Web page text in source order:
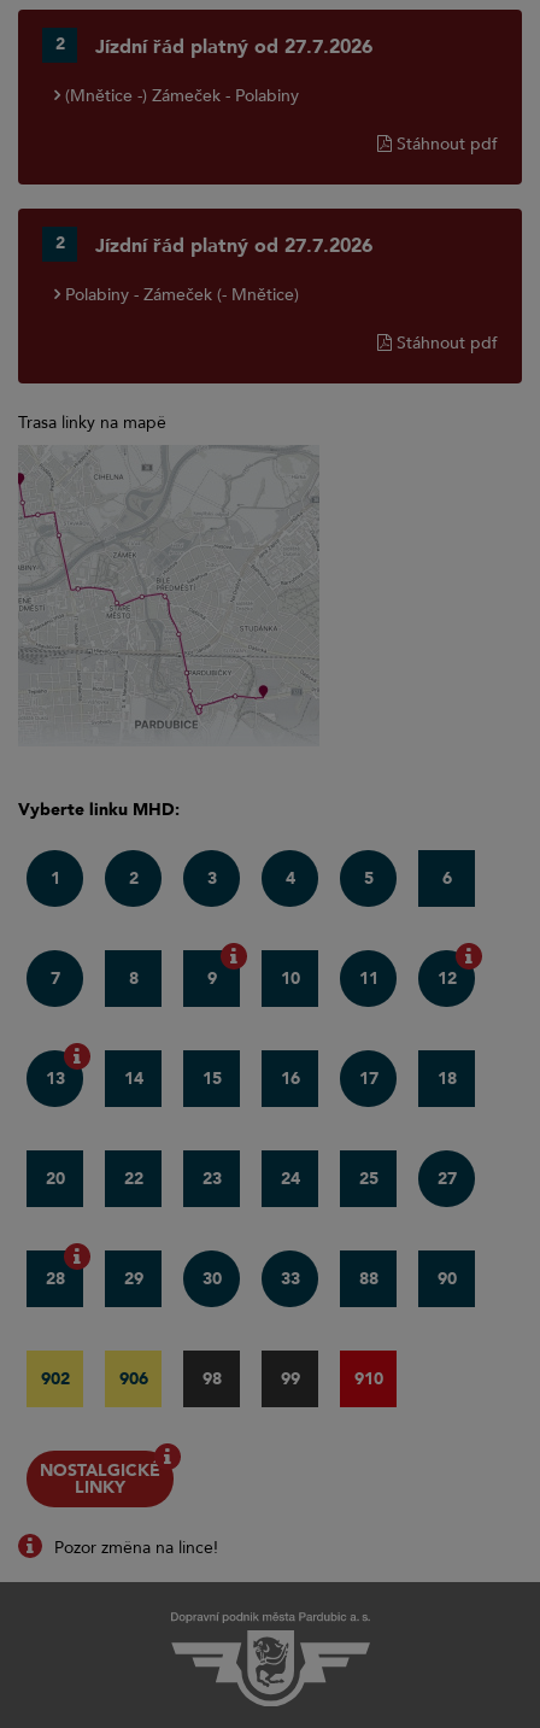
2 Jízdní řád platný od 27.7.2026
(Mnětice -) Zámeček - Polabiny
Stáhnout pdf
2 Jízdní řád platný od 27.7.2026
Polabiny - Zámeček (- Mnětice)
Stáhnout pdf
Trasa linky na mapě
Vyberte linku MHD:
1 2 3 4 5 6
7 8 9 10 11 12
13 14 15 16 17 18
20 22 23 24 25 27
28 29 30 33 88 90
902 906 98 99 910
NOSTALGICKÉ
LINKY
Pozor změna na lince!